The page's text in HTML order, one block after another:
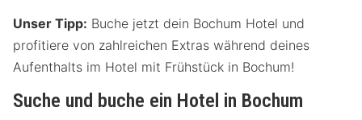
Unser Tipp: Buche jetzt dein Bochum Hotel und
profitiere von zahlreichen Extras während deines
Aufenthalts im Hotel mit Frühstück in Bochum!
Suche und buche ein Hotel in Bochum